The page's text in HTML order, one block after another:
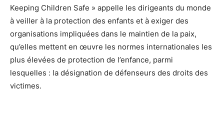
Keeping Children Safe » appelle les dirigeants du monde
à veiller à la protection des enfants et à exiger des
organisations impliquées dans le maintien de la paix,
qu’elles mettent en œuvre les normes internationales les
plus élevées de protection de l’enfance, parmi
lesquelles : la désignation de défenseurs des droits des
victimes.